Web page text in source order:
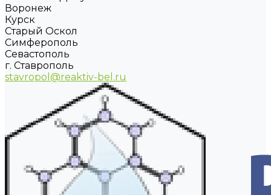
Воронеж
Курск
Старый Оскол
Симферополь
Севастополь
г. Ставрополь
stavropol@reaktiv-bel.ru